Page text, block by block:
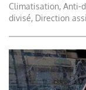
Climatisation, Anti-
divisé, Direction